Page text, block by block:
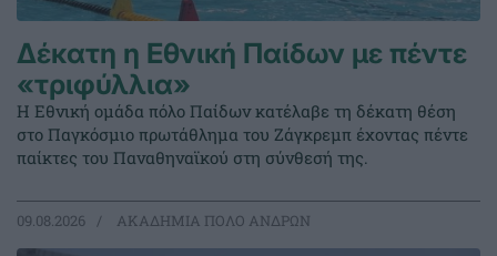
Δέκατη η Εθνική Παίδων με πέντε
«τριφύλλια»
Η Εθνική ομάδα πόλο Παίδων κατέλαβε τη δέκατη θέση
στο Παγκόσμιο πρωτάθλημα του Ζάγκρεμπ έχοντας πέντε
παίκτες του Παναθηναϊκού στη σύνθεσή της.
09.08.2026 ΑΚΑΔΗΜΙΑ ΠΟΛΟ ΑΝΔΡΩΝ